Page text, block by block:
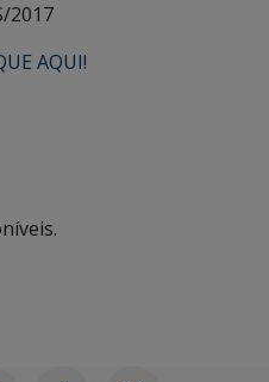
2017
AQUI!